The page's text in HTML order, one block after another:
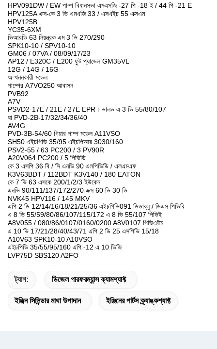
HPV091DW / EW পাম্প বিধানসভা এমএসজি -27 পি -18 ই / 44 পি -21 E
HPV125A এক্স-কে 3 ভি এমএজি 33 / এসএইচ 55 এক্সএম
HPV125B
YC35-6XM
ভিআরডি 63 নিয়ন্ত্রক এম 3 ভি 270/290
SPK10-10 / SPV10-10
GM06 / 07VA / 08/09/17/23
AP12 / E320C / E200 ফুট প্যাডেল GM35VL
12G / 14G / 16G
অ-খননকারী মডেল
পাম্পের A7VO250 আবাসন
PVB92
A7V
PSVD2-17E / 21E / 27E EPR। ভালভ এ 3 ভি 55/80/107
যা PVD-2B-17/32/34/36/40
AV4G
PVD-3B-54/60 গিয়ার পাম্প মডেল A11VSO
SH50 এইচপিভি 35/95 এইচপিআর 3030/160
PSV2-55 / 63 PC200 / 3 PV90R
A20V064 PC200 / 5 পিভিডি
কে 3 এসপি 36 বি / সি এনভি 90 এলপিভিডি / এলএমএফ
K3V63BDT / 112BDT K3V140 / 180 EATON
কে 7 ভি 63 এসকে 200/1/2/3 ইউকেন
এনভি 90/111/137/172/270 এক্স 60 ভি 30 ডি
NVK45 HPV116 / 145 MKV
এপি 2 ডি 12/14/16/18/21/25/36 এইচপিভি091 ডিডাব্লু / ডিএস পিভিবি
এ 8 ভি 55/59/80/86/107/115/172 এ 8 ভি 55/107 পিভিই
A8V055 / 080/86/0107/0160/0200 A8V0107 পিভিএইচ
এ 10 ভি 17/21/28/40/43/71 এপি 2 ডি 25 এসপিভি 15/18
A10V63 SPK10-10 A10VSO
এইচপিভি 35/55/95/160 এপি -12 এ 10 ভিজি
LVP75D SBS120 A2FO
ট্যাগ: ডিজেল পারফরম্যান্স ক্যামশ্যাফ্ট
ইঞ্জিন সিলিন্ডার মাথা উপাদান ইঞ্জিনের পার্টস ক্র্যাঙ্কশ্যাফ্ট